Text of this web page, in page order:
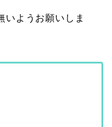
いようお願いしま